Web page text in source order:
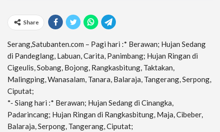
Share
Serang,Satubanten.com – Pagi hari :* Berawan; Hujan Sedang
di Pandeglang, Labuan, Carita, Panimbang; Hujan Ringan di
Cigeulis, Sobang, Bojong, Rangkasbitung, Taktakan,
Malingping, Wanasalam, Tanara, Balaraja, Tangerang, Serpong,
Ciputat;
*- Siang hari :* Berawan; Hujan Sedang di Cinangka,
Padarincang; Hujan Ringan di Rangkasbitung, Maja, Cibeber,
Balaraja, Serpong, Tangerang, Ciputat;